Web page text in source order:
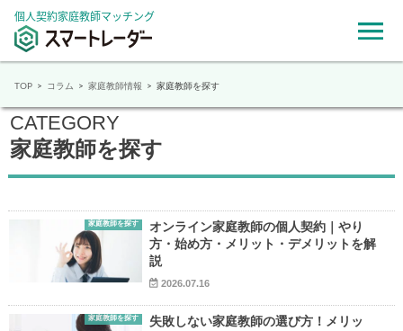
個人契約家庭教師マッチング
TOP コラム 家庭教師情報 家庭教師を探す
CATEGORY
家庭教師を探す
家庭教師を探す
オンライン家庭教師の個人契約｜やり
方・始め方・メリット・デメリットを解
説
2026.07.16
家庭教師を探す
失敗しない家庭教師の選び方！メリッ